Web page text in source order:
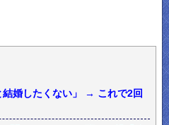
結婚したくない」 → これで2回